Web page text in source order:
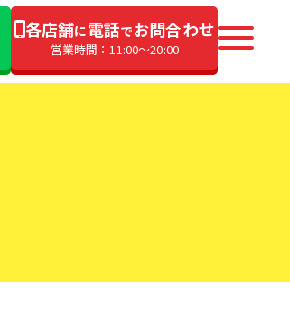
各店舗に電話でお問合わせ
営業時間：11:00〜20:00